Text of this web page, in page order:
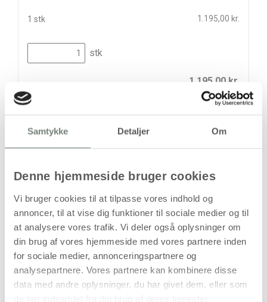
Samtykke Detaljer Om
Denne hjemmeside bruger cookies
Vi bruger cookies til at tilpasse vores indhold og
annoncer, til at vise dig funktioner til sociale medier og til
at analysere vores trafik. Vi deler også oplysninger om
din brug af vores hjemmeside med vores partnere inden
for sociale medier, annonceringspartnere og
analysepartnere. Vores partnere kan kombinere disse
data med andre oplysninger, du har givet dem, eller som
1 stk 1.195,00 kr.
stk
1.195,00 kr.
kr.ekskl. moms)
Leveringsomkostninger
Kan først bestilles, når det igen er på lager
Bestillingsvare
Levering: Ikke på lager
Handelsbetingelser